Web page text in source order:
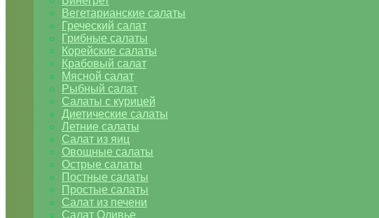
Вегетарианские салаты
Греческий салат
Грибные салаты
Корейские салаты
Крабовый салат
Мясной салат
Рыбный салат
Салаты с курицей
Диетические салаты
Летние салаты
Салат из яиц
Овощные салаты
Острые салаты
Постные салаты
Простые салаты
Салат из печени
Салат Оливье